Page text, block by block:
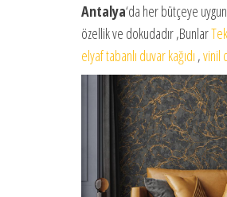
Antalya‘da her bütçeye uygun
özellik ve dokudadır ,Bunlar
elyaf tabanlı duvar kağıdı ,vinil